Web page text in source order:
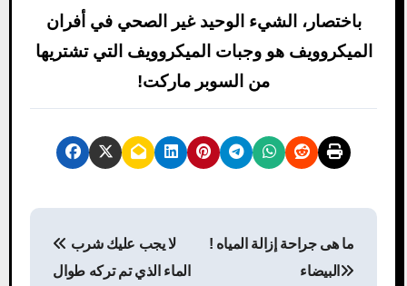
باختصار، الشيء الوحيد غير الصحي في أفران
الميكروويف هو وجبات الميكروويف التي تشتريها
من السوبر ماركت!
الماء الذي تم تركه طوال
! ما هى جراحة إزالة المياه
البيضاء